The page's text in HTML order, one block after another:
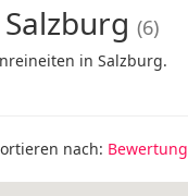
(6)
in Salzburg.
nach: Bewertung